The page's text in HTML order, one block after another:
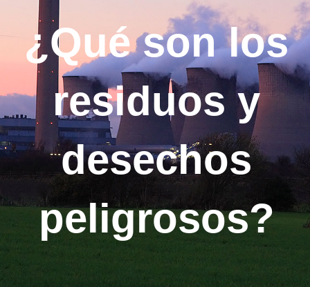
¿Qué son los
residuos y
desechos
peligrosos?